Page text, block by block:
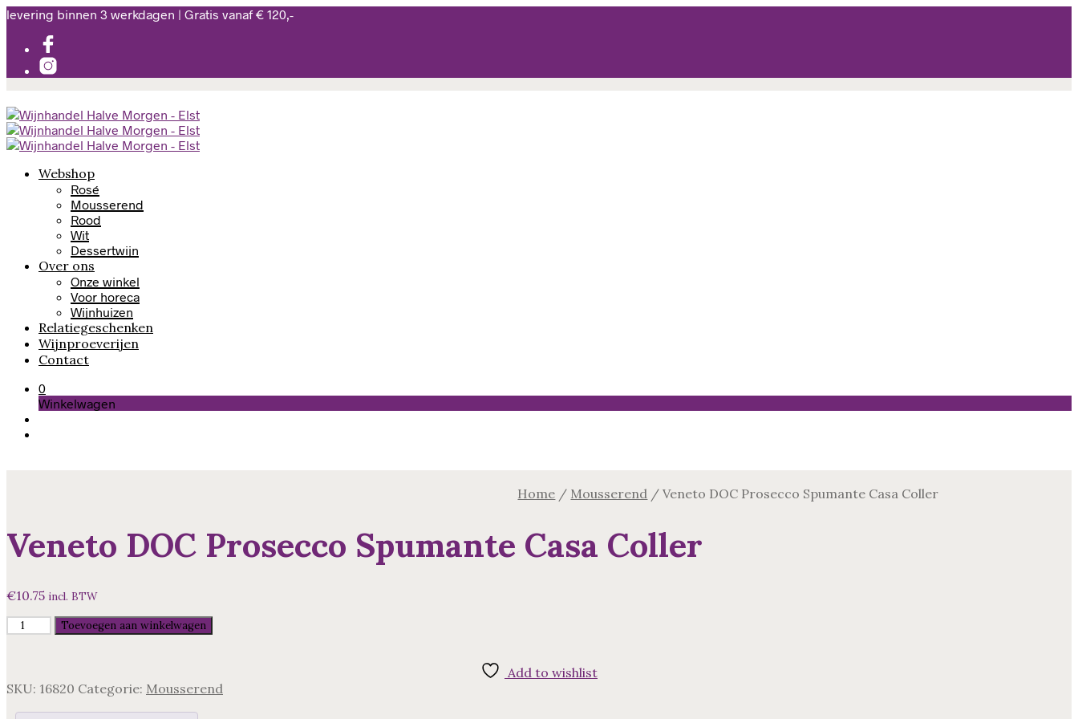
levering binnen 3 werkdagen | Gratis vanaf € 120,-
Webshop
Rosé
Mousserend
Rood
Wit
Dessertwijn
Over ons
Onze winkel
Voor horeca
Wijnhuizen
Relatiegeschenken
Wijnproeverijen
Contact
0
Winkelwagen
Home / Mousserend / Veneto DOC Prosecco Spumante Casa Coller
Veneto DOC Prosecco Spumante Casa Coller
€10.75 incl. BTW
Veneto
Casa
Toevoegen aan winkelwagen
Add to wishlist
SKU: 16820 Categorie: Mousserend